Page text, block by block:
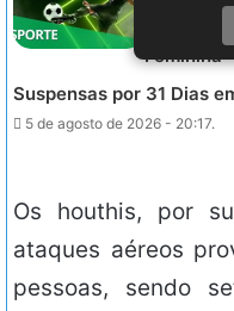
Suspensas por 31 Dias
5 de agosto de 2026 - 20:17.
Os houthis, por
ataques aéreos
pessoas, sendo